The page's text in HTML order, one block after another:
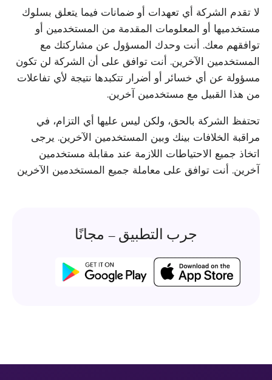
لا تقدم الشركة أي تعهدات أو ضمانات فيما يتعلق بسلوك
مستخدميها أو المعلومات المقدمة من المستخدمين أو
توافقهم معك. أنت وحدك المسؤول عن مشاركتك مع
المستخدمين الآخرين. أنت توافق على أن الشركة لن تكون
مسؤولة عن أي خسائر أو أضرار تتكبدها نتيجة لأي تفاعلات
من هذا القبيل مع مستخدمين آخرين.
تحتفظ الشركة بالحق، ولكن ليس عليها أي التزام، في
مراقبة الخلافات بينك وبين المستخدمين الآخرين. يرجى
اتخاذ جميع الاحتياطات اللازمة عند مقابلة مستخدمين
آخرين. أنت توافق على معاملة جميع المستخدمين الآخرين
جرب التطبيق – مجانًا